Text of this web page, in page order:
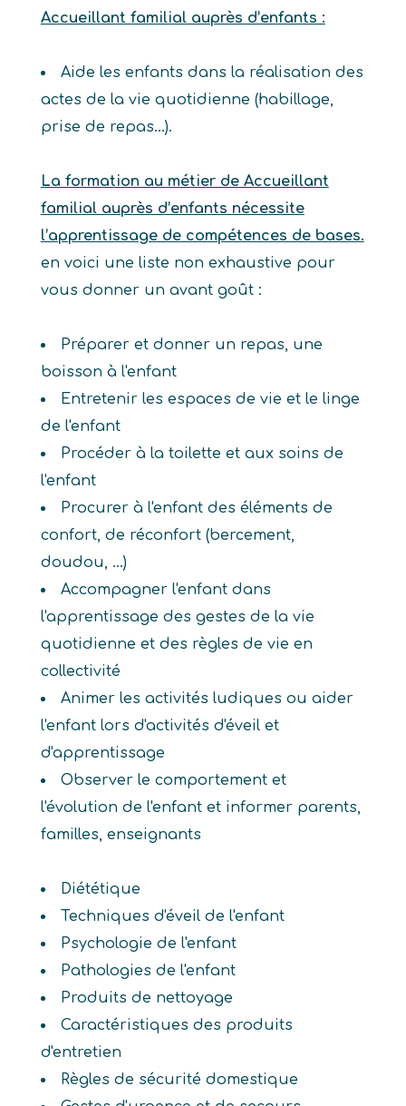
Accueillant familial auprès d’enfants :
Aide les enfants dans la réalisation des
actes de la vie quotidienne (habillage,
prise de repas…).
La formation au métier de Accueillant
familial auprès d’enfants nécessite
l’apprentissage de compétences de bases.
en voici une liste non exhaustive pour
vous donner un avant goût :
Préparer et donner un repas, une
boisson à l'enfant
Entretenir les espaces de vie et le linge
de l'enfant
Procéder à la toilette et aux soins de
l'enfant
Procurer à l'enfant des éléments de
confort, de réconfort (bercement,
doudou, ...)
Accompagner l'enfant dans
l'apprentissage des gestes de la vie
quotidienne et des règles de vie en
collectivité
Animer les activités ludiques ou aider
l'enfant lors d'activités d'éveil et
d'apprentissage
Observer le comportement et
l'évolution de l'enfant et informer parents,
familles, enseignants
Diététique
Techniques d'éveil de l'enfant
Psychologie de l'enfant
Pathologies de l'enfant
Produits de nettoyage
Caractéristiques des produits
d'entretien
Règles de sécurité domestique